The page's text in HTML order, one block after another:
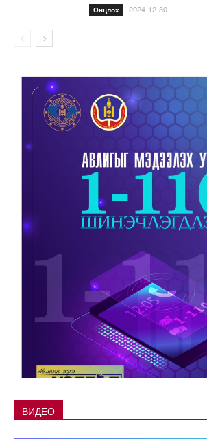
Онцлох 2024-12-30
ВИДЕО